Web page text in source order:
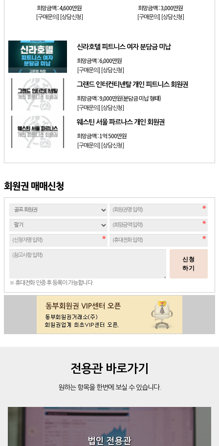
희망금액 :4,600만원
[구매문의] [상담신청]
희망금액 :3,000만원
[구매문의] [상담신청]
신라호텔 피트니스 여자 분담금 미납
희망금액 :6,000만원
[구매문의] [상담신청]
그랜드 인터컨티넨탈 개인 피트니스 회원권
희망금액 :9,000만원(분담금 미납 형태)
[구매문의] [상담신청]
웨스틴 서울 파르나스 개인 회원권
희망금액 :1억 500만원
[구매문의] [상담신청]
회원권 매매신청
신청
하기
※ 휴대전화 인증 후 등록이 가능합니다.
전용관 바로가기
원하는 항목을 한번에 보실 수 있습니다.
법인 전용관